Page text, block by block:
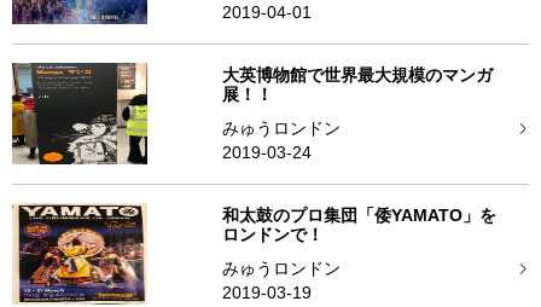
2019-04-01
大英博物館で世界最大規模のマンガ
展！！
みゅうロンドン
2019-03-24
和太鼓のプロ集団「倭YAMATO」を
ロンドンで！
みゅうロンドン
2019-03-19